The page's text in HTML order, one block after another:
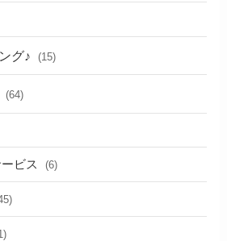
グ♪ (15)
(64)
ビス (6)